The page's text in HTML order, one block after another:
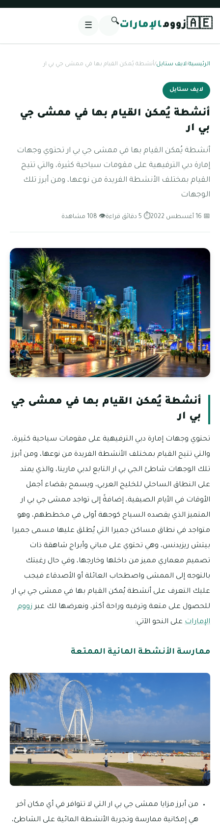
🇦🇪زوومالإمارات🔍
☰
الرئيسية/لايف ستايل/أنشطة يُمكن القيام بها في ممشى جي بي ار
لايف ستايل
أنشطة يُمكن القيام بها في ممشى جي
بي ار
أنشطة يُمكن القيام بها في ممشى جي بي ار تحتوي وجهات
إمارة دبي الترفيهية على مقومات سياحية كثيرة، والتي تتيح
القيام بمختلف الأنشطة الفريدة من نوعها، ومن أبرز تلك
الوجهات
📅 16 أغسطس 2022 ⏱ 5 دقائق قراءة 👁 108 مشاهدة
أنشطة يُمكن القيام بها في ممشى جي
بي ار
تحتوي وجهات إمارة دبي الترفيهية على مقومات سياحية كثيرة،
والتي تتيح القيام بمختلف الأنشطة الفريدة من نوعها، ومن أبرز
تلك الوجهات شاطئ الجي بي ار التابع لدبي مارينا، والذي يمتد
على النطاق الساحلي للخليج العربي، ويسمح بقضاء أجمل
الأوقات في الأيام الصيفية، إضافةً إلى تواجد ممشى جي بي ار
المتميز الذي يقصده السياح كوجهة أولى في مخططهم، وهو
متواجد في نطاق مساكن جميرا التي يُطلق عليها مسمى جميرا
بيتش ريزيدنس، وهي تحتوي على مباني وأبراج شاهقة ذات
تصميم معماري مميز من داخلها وخارجها، وفي حال رغبتك
بالتوجه إلى الممشى واصطحاب العائلة أو الأصدقاء فيجب
عليك التعرف على أنشطة يُمكن القيام بها في ممشى جي بي ار
للحصول على متعة وترفيه وراحة أكثر، ونعرضها لك عبر زووم
الإمارات على النحو الآتي:
ممارسة الأنشطة المائية الممتعة
من أبرز مزايا ممشى جي بي ار التي لا تتوافر في أي مكان آخر
هي إمكانية ممارسة وتجربة الأنشطة المائية على الشاطئ،